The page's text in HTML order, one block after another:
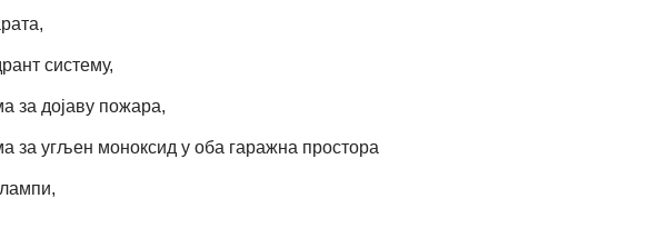
систему,
за дојаву пожара,
за угљен моноксид у оба гаражна простора